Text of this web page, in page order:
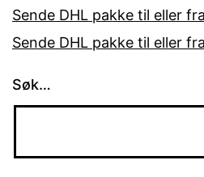
Sende DHL pakke til eller
Sende DHL pakke til eller
Søk…